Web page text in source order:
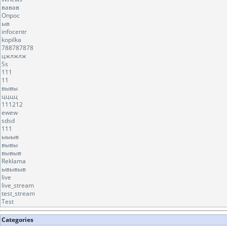
вавав
Опрос
ыв
infocentr
kopilka
788787878
цжлжлж
Ss
111
11
вывы
цццц
111212
ewew
sdsd
111
ыыыв
вывы
вывыв
Reklama
ывывыв
live
live_stream
test_stream
Test
Categories